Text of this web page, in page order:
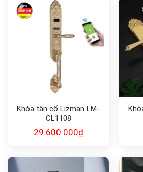
Khóa tân cổ Lizman LM-
CL1108
29.600.000₫